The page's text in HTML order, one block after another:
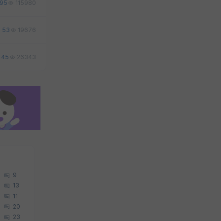
95 115980
53 19676
45 26343
9
13
11
20
23